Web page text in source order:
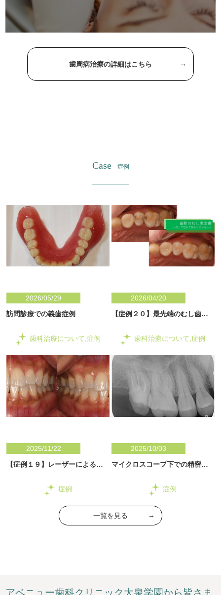
歯周病治療の詳細はこちら
Case 症例
2026/05/29
訪問診療での義歯症例
歯科治療について,症例
2026/04/20
【症例２０】最先端のむし歯治
歯科治療について,症例
2025/11/22
【症例１９】レーザーによる歯
症例
2025/10/03
マイクロスコープ下での精密治
症例
一覧を見る
アベニ ュ ー歯科ク リ ニ ッ ク大泉学園から 皆さ ま